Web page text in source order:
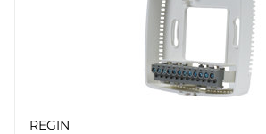
REGIN